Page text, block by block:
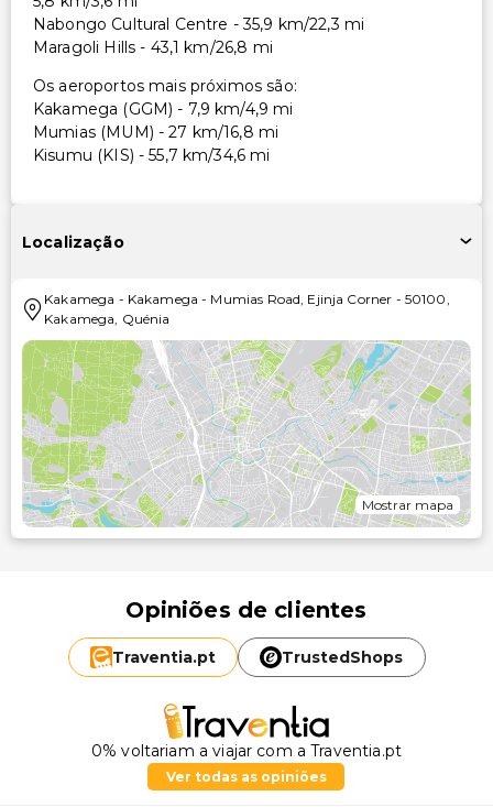
Nabongo Cultural Centre - 35,9 km/22,3 mi
Maragoli Hills - 43,1 km/26,8 mi
Os aeroportos mais próximos são:
Kakamega (GGM) - 7,9 km/4,9 mi
Mumias (MUM) - 27 km/16,8 mi
Kisumu (KIS) - 55,7 km/34,6 mi
Localização
Kakamega - Kakamega - Mumias Road, Ejinja Corner - 50100,
Kakamega, Quénia
Mostrar mapa
Opiniões de clientes
Traventia.pt TrustedShops
0% voltariam a viajar com a Traventia.pt
Ver todas as opiniões